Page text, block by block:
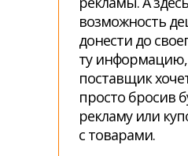
возможность
донести до
ту
поставщик
просто бросив
рекламу или
с товарами.